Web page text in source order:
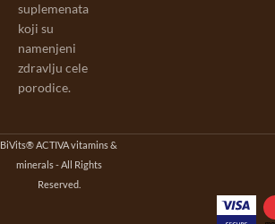
suplemenata
koji su
namenjeni
zdravlju cele
porodice.
BiVits® ACTIVA vitamins &
minerals - All Rights
Reserved.